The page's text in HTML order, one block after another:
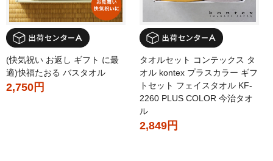
(快気祝い お返し ギフト に最
適)快福たおる バスタオル
2,750円
タオルセット コンテックス タ
オル kontex プラスカラー ギフ
トセット フェイスタオル KF-
2260 PLUS COLOR 今治タオ
ル
2,849円